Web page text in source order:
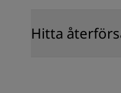
Hitta